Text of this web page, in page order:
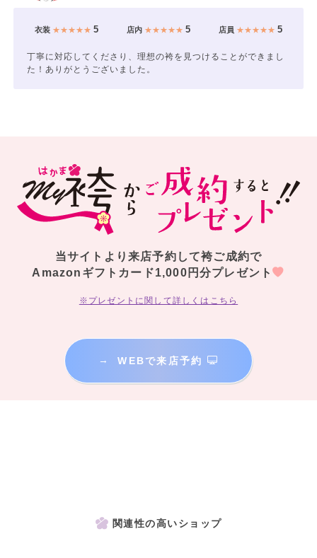
衣装★★★★★ 5 店内★★★★★ 5 店員 ★★★★★5
丁寧に対応してくださり、理想の袴を見つけることができまし
た！ありがとうございました。
当サイトより来店予約して袴ご成約で
Amazonギフトカード1,000円分プレゼント
※プレゼントに関して詳しくはこちら
→ WEBで来店予約
関連性の高いショップ